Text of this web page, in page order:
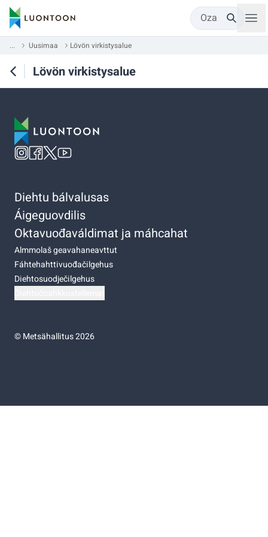
Oza
... Uusimaa Lövön virkistysalue
Lövön virkistysalue
Diehtu bálvalusas
Áigeguovdilis
Oktavuođaváldimat ja máhcahat
Almmolaš geavahaneavttut
Fáhtehahttivuođačilgehus
Diehtosuodječilgehus
©Metsähallitus 2026